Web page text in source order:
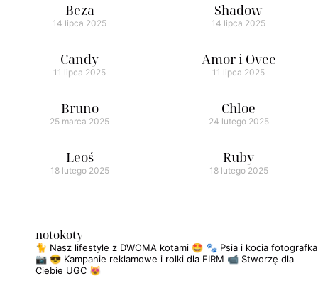
Beza
14 lipca 2025
Shadow
14 lipca 2025
Candy
11 lipca 2025
Amor i Ovee
11 lipca 2025
Bruno
25 marca 2025
Chloe
24 lutego 2025
Leoś
18 lutego 2025
Ruby
18 lutego 2025
notokoty
🐈 Nasz lifestyle z DWOMA kotami 🤩 🐾 Psia i kocia fotografka
📷 😎 Kampanie reklamowe i rolki dla FIRM 📹 Stworzę dla
Ciebie UGC 😻